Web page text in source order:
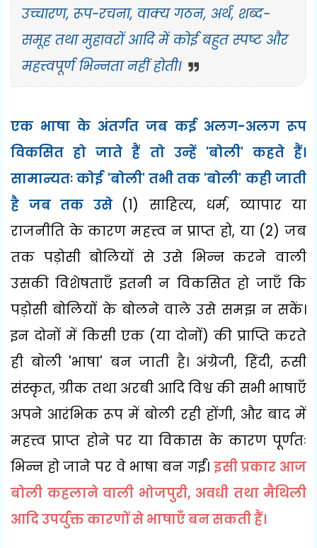
उच्चारण, रूप-रचना, वाक्य गठन, अर्थ, शब्द-
समूह तथा मुहावरों आदि में कोई बहुत स्पष्ट और
महत्त्वपूर्ण भिन्नता नहीं होती।
एक भाषा के अंतर्गत जब कई अलग-अलग रूप
विकसित हो जाते हैं तो उन्हें 'बोली' कहते हैं।
सामान्यतःकोई'बोली' तभी तक 'बोली' कही जाती
है जब तक उसे (1) साहित्य, धर्म, व्यापार या
राजनीति के कारण महत्त्व न प्राप्त हो, या (2)जब
तक पड़ोसी बोलियों से उसे भिन्न करने वाली
उसकी विशेषताएँ इतनी न विकसित हो जाएँ कि
पड़ोसी बोलियों के बोलने वाले उसे समझ न सकें।
इन दोनों में किसी एक (या दोनों) की प्राप्ति करते
ही बोली 'भाषा' बन जाती है। अंग्रेजी, हिंदी, रूसी
संस्कृत,ग्रीक तथा अरबी आदि विश्व की सभी भाषाएँ
अपने आरंभिक रूप में बोली रही होंगी, और बाद में
महत्त्व प्राप्त होने पर या विकास के कारण पूर्णतः
भिन्न हो जाने पर वे भाषा बन गईं। इसी प्रकार आज
बोली कहलाने वाली भोजपुरी, अवधी तथा मैथिली
आदि उपर्युक्त कारणों से भाषाएँ बन सकती हैं।